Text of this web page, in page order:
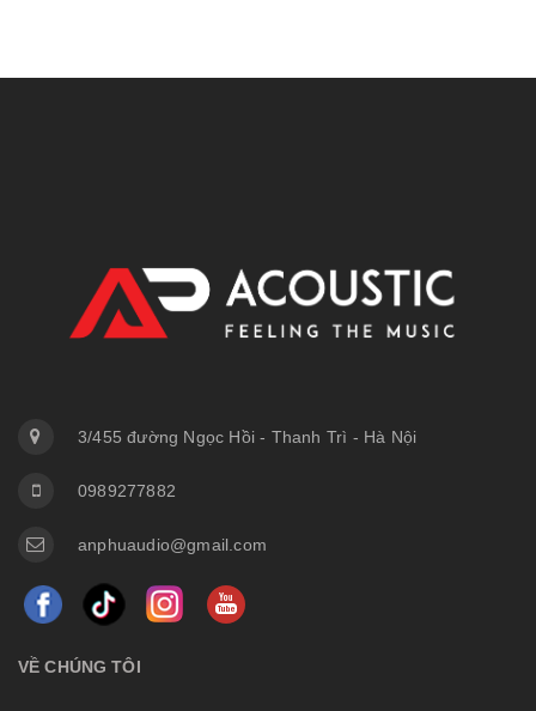
3/455 đường Ngọc Hồi - Thanh Trì - Hà Nội
0989277882
anphuaudio@gmail.com
VỀ CHÚNG TÔI